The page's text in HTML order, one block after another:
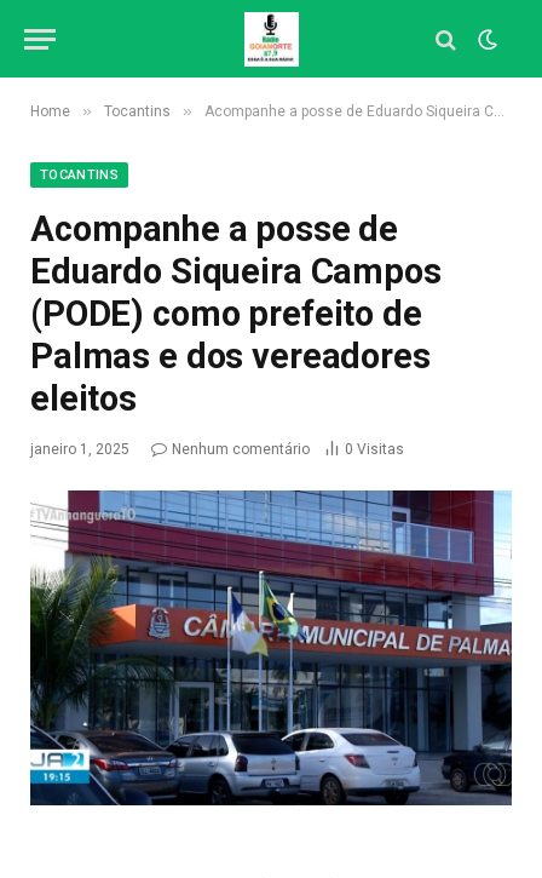
Home » Tocantins » Acompanhe a posse de Eduardo Siqueira Campos (PODE) como prefeito de Palmas e dos vereadores eleitos
TOCANTINS
Acompanhe a posse de
Eduardo Siqueira Campos
(PODE) como prefeito de
Palmas e dos vereadores
eleitos
janeiro 1, 2025 Nenhum comentário 0 Visitas